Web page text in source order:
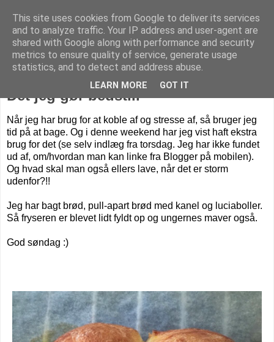
Livet på Vestegnen
Det jeg gør bedst...
Når jeg har brug for at koble af og stresse af, så bruger jeg
tid på at bage. Og i denne weekend har jeg vist haft ekstra
brug for det (se selv indlæg fra torsdag. Jeg har ikke fundet
ud af, om/hvordan man kan linke fra Blogger på mobilen).
Og hvad skal man også ellers lave, når det er storm
udenfor?!!
Jeg har bagt brød, pull-apart brød med kanel og luciaboller.
Så fryseren er blevet lidt fyldt op og ungernes maver også.
God søndag :)
This site uses cookies from Google to deliver its services
and to analyze traffic. Your IP address and user-agent are
shared with Google along with performance and security
metrics to ensure quality of service, generate usage
statistics, and to detect and address abuse.
LEARN MORE GOT IT